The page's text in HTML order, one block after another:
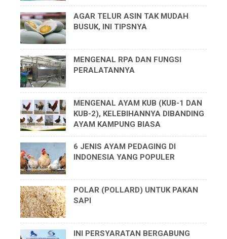
AGAR TELUR ASIN TAK MUDAH
BUSUK, INI TIPSNYA
MENGENAL RPA DAN FUNGSI
PERALATANNYA
MENGENAL AYAM KUB (KUB-1 DAN
KUB-2), KELEBIHANNYA DIBANDING
AYAM KAMPUNG BIASA
6 JENIS AYAM PEDAGING DI
INDONESIA YANG POPULER
POLAR (POLLARD) UNTUK PAKAN
SAPI
INI PERSYARATAN BERGABUNG